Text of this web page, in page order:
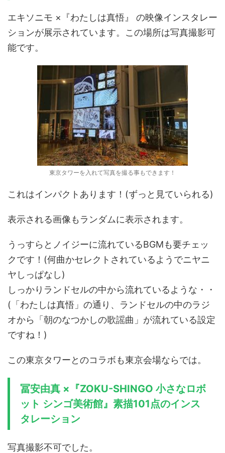
エキソニモ ×『わたしは真悟』 の映像インスタレー
ションが展示されています。この場所は写真撮影可
能です。
東京タワーを入れて写真を撮る事もできます！
これはインパクトあります！(ずっと見ていられる)
表示される画像もランダムに表示されます。
うっすらとノイジーに流れているBGMも要チェッ
クです！(何曲かセレクトされているようでニヤニ
ヤしっぱなし)
しっかりランドセルの中から流れているような・・
(「わたしは真悟」の通り、ランドセルの中のラジ
オから「朝のなつかしの歌謡曲」が流れている設定
ですね！)
この東京タワーとのコラボも東京会場ならでは。
冨安由真 ×『ZOKU-SHINGO 小さなロボ
ット シンゴ美術館』素描101点のインス
タレーション
写真撮影不可でした。